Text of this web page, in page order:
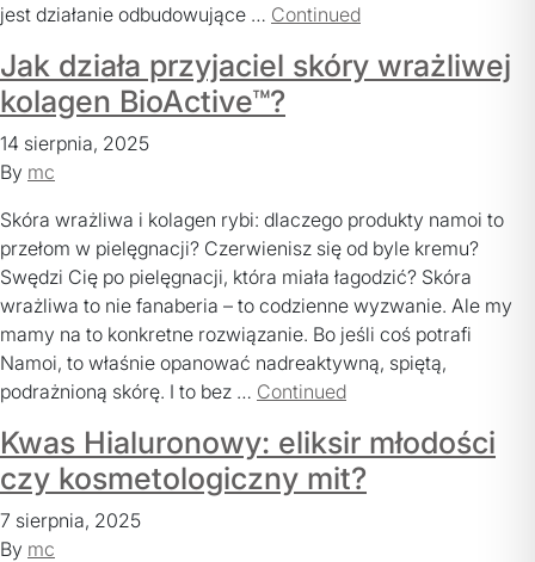
jest działanie odbudowujące … Continued
Jak działa przyjaciel skóry wrażliwej
kolagen BioActive™?
14 sierpnia, 2025
By mc
Skóra wrażliwa i kolagen rybi: dlaczego produkty namoi to
przełom w pielęgnacji? Czerwienisz się od byle kremu?
Swędzi Cię po pielęgnacji, która miała łagodzić? Skóra
wrażliwa to nie fanaberia – to codzienne wyzwanie. Ale my
mamy na to konkretne rozwiązanie. Bo jeśli coś potrafi
Namoi, to właśnie opanować nadreaktywną, spiętą,
podrażnioną skórę. I to bez … Continued
Kwas Hialuronowy: eliksir młodości
czy kosmetologiczny mit?
7 sierpnia, 2025
By mc